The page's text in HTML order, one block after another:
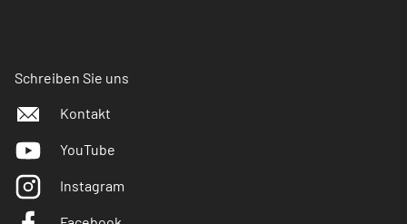
Schreiben Sie uns
Kontakt
YouTube
Instagram